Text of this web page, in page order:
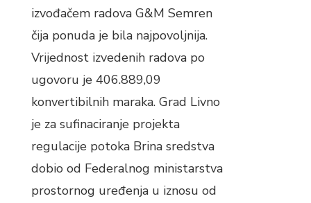
izvođačem radova G&M Semren
čija ponuda je bila najpovoljnija.
Vrijednost izvedenih radova po
ugovoru je 406.889,09
konvertibilnih maraka. Grad Livno
je za sufinaciranje projekta
regulacije potoka Brina sredstva
dobio od Federalnog ministarstva
prostornog uređenja u iznosu od